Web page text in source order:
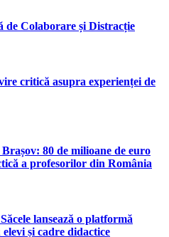
Colaborare și Distracție
critică asupra experienței de
80 de milioane de euro
a profesorilor din România
lansează o platformă
și cadre didactice